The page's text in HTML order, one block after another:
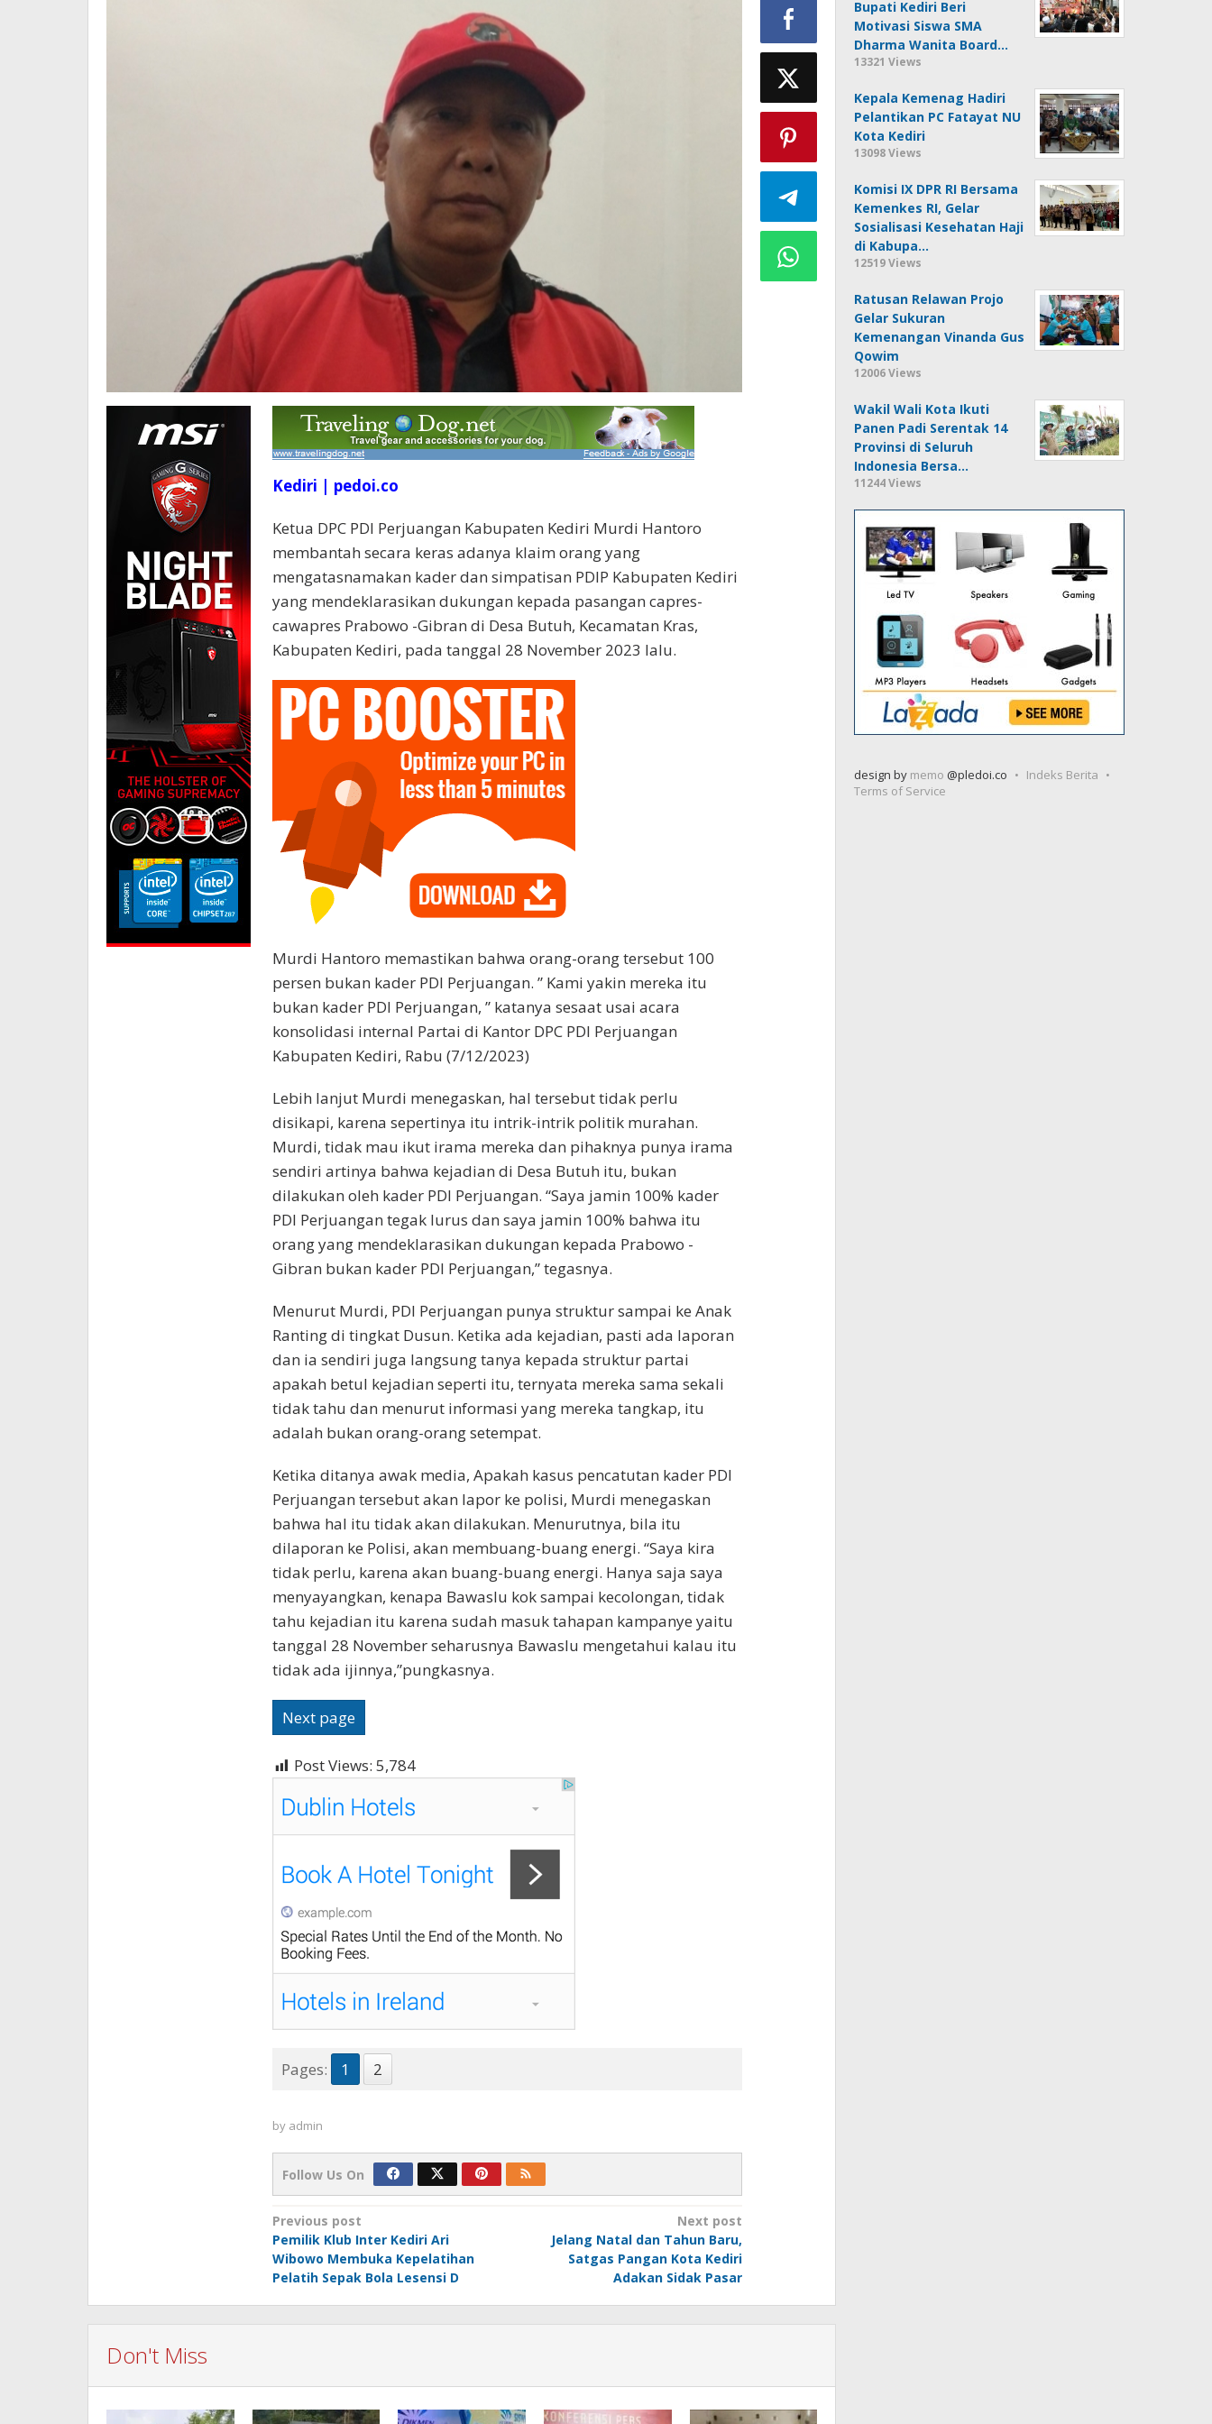
Kediri | pedoi.co
Ketua DPC PDI Perjuangan Kabupaten Kediri Murdi Hantoro
membantah secara keras adanya klaim orang yang
mengatasnamakan kader dan simpatisan PDIP Kabupaten Kediri
yang mendeklarasikan dukungan kepada pasangan capres-
cawapres Prabowo -Gibran di Desa Butuh, Kecamatan Kras,
Kabupaten Kediri, pada tanggal 28 November 2023 lalu.
Murdi Hantoro memastikan bahwa orang-orang tersebut 100
persen bukan kader PDI Perjuangan. ” Kami yakin mereka itu
bukan kader PDI Perjuangan, ” katanya sesaat usai acara
konsolidasi internal Partai di Kantor DPC PDI Perjuangan
Kabupaten Kediri, Rabu (7/12/2023)
Lebih lanjut Murdi menegaskan, hal tersebut tidak perlu
disikapi, karena sepertinya itu intrik-intrik politik murahan.
Murdi, tidak mau ikut irama mereka dan pihaknya punya irama
sendiri artinya bahwa kejadian di Desa Butuh itu, bukan
dilakukan oleh kader PDI Perjuangan. “Saya jamin 100% kader
PDI Perjuangan tegak lurus dan saya jamin 100% bahwa itu
orang yang mendeklarasikan dukungan kepada Prabowo -
Gibran bukan kader PDI Perjuangan,” tegasnya.
Menurut Murdi, PDI Perjuangan punya struktur sampai ke Anak
Ranting di tingkat Dusun. Ketika ada kejadian, pasti ada laporan
dan ia sendiri juga langsung tanya kepada struktur partai
apakah betul kejadian seperti itu, ternyata mereka sama sekali
tidak tahu dan menurut informasi yang mereka tangkap, itu
adalah bukan orang-orang setempat.
Ketika ditanya awak media, Apakah kasus pencatutan kader PDI
Perjuangan tersebut akan lapor ke polisi, Murdi menegaskan
bahwa hal itu tidak akan dilakukan. Menurutnya, bila itu
dilaporan ke Polisi, akan membuang-buang energi. “Saya kira
tidak perlu, karena akan buang-buang energi. Hanya saja saya
menyayangkan, kenapa Bawaslu kok sampai kecolongan, tidak
tahu kejadian itu karena sudah masuk tahapan kampanye yaitu
tanggal 28 November seharusnya Bawaslu mengetahui kalau itu
tidak ada ijinnya,”pungkasnya.
Next page
Post Views: 5,784
Pages: 1 2
by admin
Follow Us On
Post
navigation
Previous post
Pemilik Klub Inter Kediri Ari
Wibowo Membuka Kepelatihan
Pelatih Sepak Bola Lesensi D
Next post
Jelang Natal dan Tahun Baru,
Satgas Pangan Kota Kediri
Adakan Sidak Pasar
Don't Miss
Bupati Kediri Beri
Motivasi Siswa SMA
Dharma Wanita Board…
13321 Views
Kepala Kemenag Hadiri
Pelantikan PC Fatayat NU
Kota Kediri
13098 Views
Komisi IX DPR RI Bersama
Kemenkes RI, Gelar
Sosialisasi Kesehatan Haji
di Kabupa…
12519 Views
Ratusan Relawan Projo
Gelar Sukuran
Kemenangan Vinanda Gus
Qowim
12006 Views
Wakil Wali Kota Ikuti
Panen Padi Serentak 14
Provinsi di Seluruh
Indonesia Bersa…
11244 Views
design by memo @pledoi.co
Indeks Berita
Terms of Service